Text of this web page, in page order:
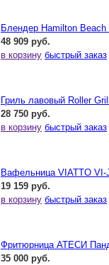
Блендер Hamilton Beach
48 909 руб.
в корзину быстрый заказ
Гриль лавовый Roller
28 750 руб.
в корзину быстрый заказ
Вафельница VIATTO VI-
19 159 руб.
в корзину быстрый заказ
Фритюрница АТЕСИ
35 000 руб.